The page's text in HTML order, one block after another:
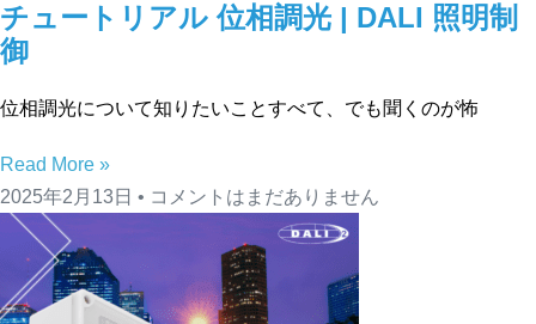
チュートリアル 位相調光 | DALI 照明制
御
位相調光について知りたいことすべて、でも聞くのが怖
Read More »
2025年2月13日
コメントはまだありません